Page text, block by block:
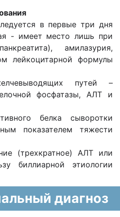
в первые три дня
- имеет место лишь при
амилазурия,
лейкоцитарной формулы
путей –
фосфатазы, АЛТ и
белка сыворотки
показателем тяжести
(трехкратное) АЛТ или
биллиарной этиологии
диагноз